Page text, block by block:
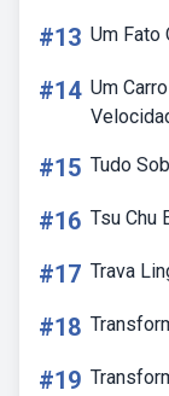
#13 Um Fato
#14 Um
#15 Tudo
#16 Tsu Chu
#17 Trava
#18
#19